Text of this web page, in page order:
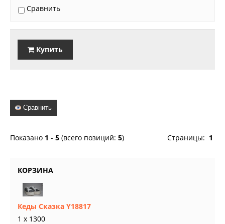
Сравнить
Купить
Сравнить
Страницы: 1
Показано 1 - 5 (всего позиций: 5)
КОРЗИНА
Кеды Сказка Y18817
1 x 1300